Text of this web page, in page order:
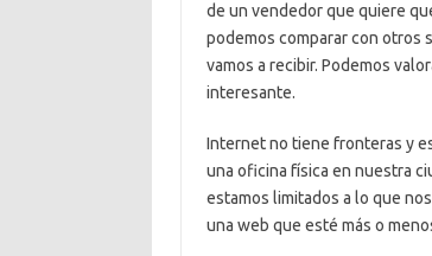
de un vendedor que quiere
podemos comparar con otros
vamos a recibir. Podemos
interesante.
Internet no tiene fronteras y
una oficina física en nuestra
estamos limitados a lo que
una web que esté más o